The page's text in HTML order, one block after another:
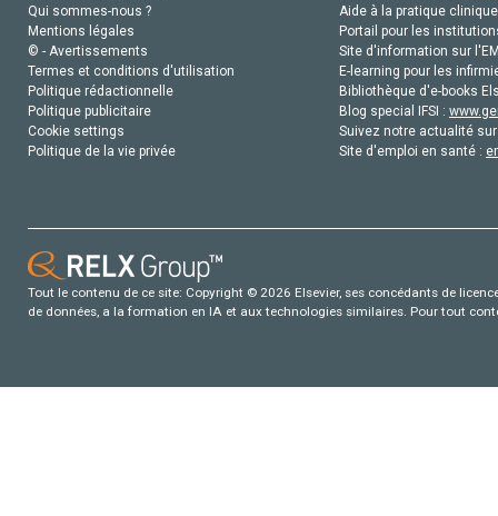
Qui sommes-nous ?
Mentions légales
© - Avertissements
Termes et conditions d'utilisation
Politique rédactionnelle
Politique publicitaire
Cookie settings
Politique de la vie privée
Aide à la pratique
Portail pour les
Site d'information sur
E-learning pour les
Bibliothèque d'e-books
Blog special IFSI :
Suivez notre actualité
Site d'emploi en santé :
Tout le contenu de ce site: Copyright © 2026 Elsevier, ses concédants de
de données, a la formation en IA et aux technologies similaires. Pour tout